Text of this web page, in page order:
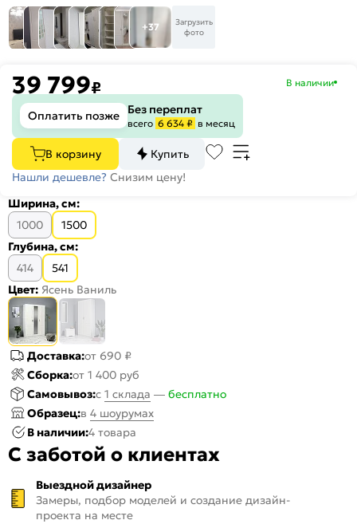
+37
Загрузить
фото
39 799₽ В наличии
Оплатить позже Без переплат
всего 6 634 ₽ в месяц
В корзину
Купить
Нашли дешевле? Снизим цену!
Ширина, см:
1000
1500
Глубина, см:
414
541
Цвет: Ясень Ваниль
Доставка:от 690 ₽
Сборка:от 1 400 руб
Самовывоз:c 1 склада — бесплатно
Образец:в 4 шоурумах
В наличии:4 товара
С заботой о клиентах
Выездной дизайнер
Замеры, подбор моделей и создание дизайн-
проекта на месте